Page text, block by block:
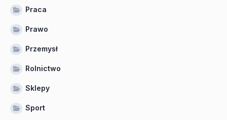
Praca
Prawo
Przemysł
Rolnictwo
Sklepy
Sport